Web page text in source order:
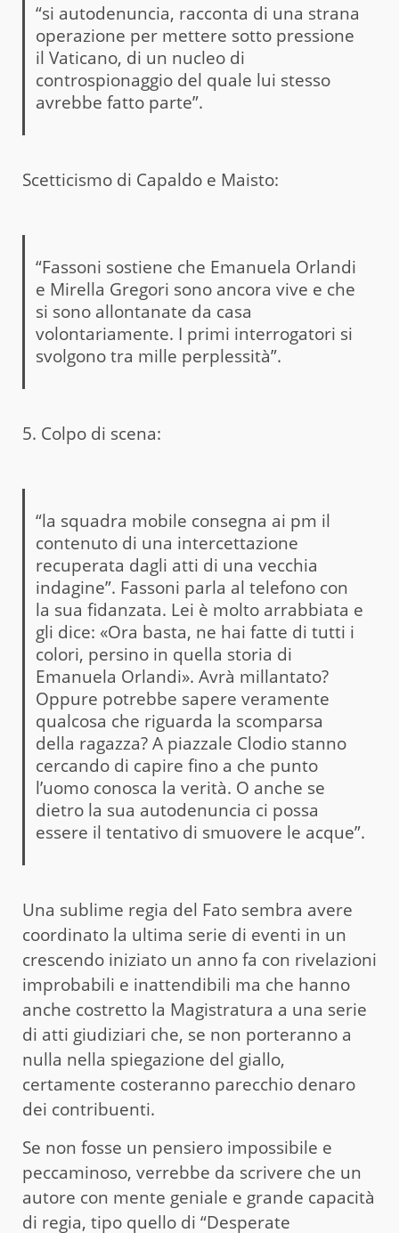
“si autodenuncia, racconta di una strana
operazione per mettere sotto pressione
il Vaticano, di un nucleo di
controspionaggio del quale lui stesso
avrebbe fatto parte”.
Scetticismo di Capaldo e Maisto:
“Fassoni sostiene che Emanuela Orlandi
e Mirella Gregori sono ancora vive e che
si sono allontanate da casa
volontariamente. I primi interrogatori si
svolgono tra mille perplessità”.
5. Colpo di scena:
“la squadra mobile consegna ai pm il
contenuto di una intercettazione
recuperata dagli atti di una vecchia
indagine”. Fassoni parla al telefono con
la sua fidanzata. Lei è molto arrabbiata e
gli dice: «Ora basta, ne hai fatte di tutti i
colori, persino in quella storia di
Emanuela Orlandi». Avrà millantato?
Oppure potrebbe sapere veramente
qualcosa che riguarda la scomparsa
della ragazza? A piazzale Clodio stanno
cercando di capire fino a che punto
l’uomo conosca la verità. O anche se
dietro la sua autodenuncia ci possa
essere il tentativo di smuovere le acque”.
Una sublime regia del Fato sembra avere
coordinato la ultima serie di eventi in un
crescendo iniziato un anno fa con rivelazioni
improbabili e inattendibili ma che hanno
anche costretto la Magistratura a una serie
di atti giudiziari che, se non porteranno a
nulla nella spiegazione del giallo,
certamente costeranno parecchio denaro
dei contribuenti.
Se non fosse un pensiero impossibile e
peccaminoso, verrebbe da scrivere che un
autore con mente geniale e grande capacità
di regia, tipo quello di “Desperate